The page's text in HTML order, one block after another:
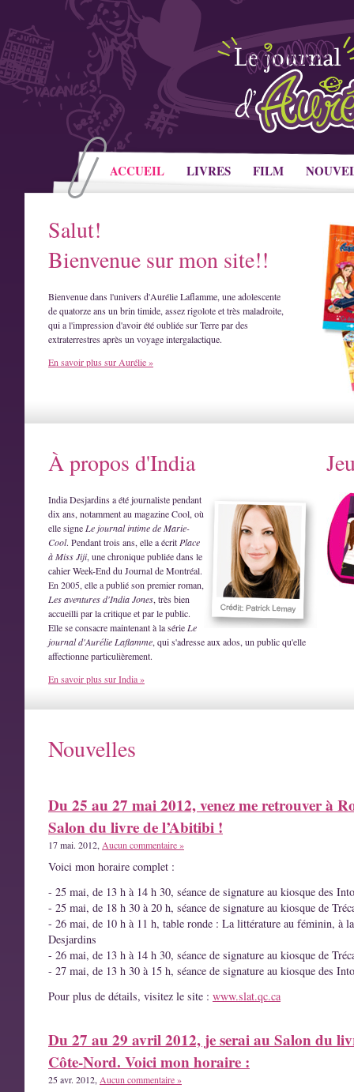
ACCUEIL LIVRES FILM
Salut!
Bienvenue sur mon site!!
Bienvenue dans l'univers d'Aurélie Laflamme, une adolescente
de quatorze ans un brin timide, assez rigolote et très maladroite,
qui a l'impression d'avoir été oubliée sur Terre par des
extraterrestres après un voyage intergalactique.
En savoir plus sur Aurélie »
À propos d'India
India Desjardins a été journaliste pendant
dix ans, notamment au magazine Cool, où
elle signe Le journal intime de Marie-
Cool. Pendant trois ans, elle a écrit Place
à Miss Jiji, une chronique publiée dans le
cahier Week-End du Journal de Montréal.
En 2005, elle a publié son premier roman,
Les aventures d'India Jones, très bien
accueilli par la critique et par le public.
Elle se consacre maintenant à la série Le
journal d'Aurélie Laflamme, qui s'adresse aux ados, un public qu'elle
affectionne particulièrement.
En savoir plus sur India »
Nouvelles
Du 25 au 27 mai 2012, venez me retrouver à
Salon du livre de l’Abitibi !
17 mai. 2012, Aucun commentaire »
Voici mon horaire complet :
- 25 mai, de 13 h à 14 h 30, séance de signature au kiosque des
- 25 mai, de 18 h 30 à 20 h, séance de signature au kiosque de
- 26 mai, de 10 h à 11 h, table ronde : La littérature au féminin, à
Desjardins
- 26 mai, de 13 h à 14 h 30, séance de signature au kiosque de
- 27 mai, de 13 h 30 à 15 h, séance de signature au kiosque des
Pour plus de détails, visitez le site : www.slat.qc.ca
Du 27 au 29 avril 2012, je serai au Salon du
Côte-Nord. Voici mon horaire :
25 avr. 2012, Aucun commentaire »